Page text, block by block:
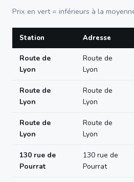
Prix en vert = inférieurs à la
Station Adresse
Route de
Lyon
Route de
Lyon
Route de
Lyon
Route de
Lyon
Route de
Lyon
Route de
Lyon
130 rue de
Pourrat
130 rue de
Pourrat